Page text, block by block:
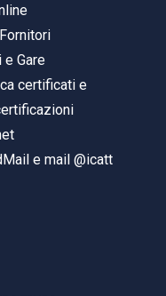
e Gare
certificati e
e mail @icatt